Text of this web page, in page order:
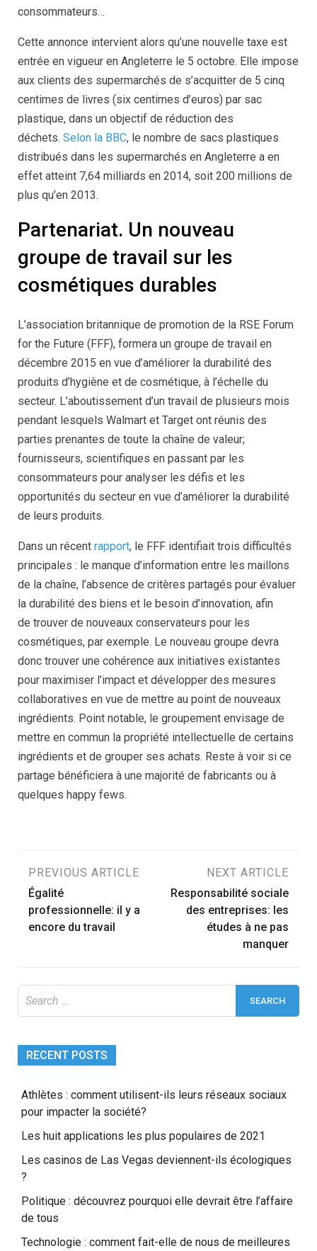
consommateurs…
Cette annonce intervient alors qu’une nouvelle taxe est
entrée en vigueur en Angleterre le 5 octobre. Elle impose
aux clients des supermarchés de s’acquitter de 5 cinq
centimes de livres (six centimes d’euros) par sac
plastique, dans un objectif de réduction des
déchets. Selon la BBC, le nombre de sacs plastiques
distribués dans les supermarchés en Angleterre a en
effet atteint 7,64 milliards en 2014, soit 200 millions de
plus qu’en 2013.
Partenariat. Un nouveau
groupe de travail sur les
cosmétiques durables
L’association britannique de promotion de la RSE Forum
for the Future (FFF), formera un groupe de travail en
décembre 2015 en vue d’améliorer la durabilité des
produits d’hygiène et de cosmétique, à l’échelle du
secteur. L’aboutissement d’un travail de plusieurs mois
pendant lesquels Walmart et Target ont réunis des
parties prenantes de toute la chaîne de valeur;
fournisseurs, scientifiques en passant par les
consommateurs pour analyser les défis et les
opportunités du secteur en vue d’améliorer la durabilité
de leurs produits.
Dans un récent rapport, le FFF identifiait trois difficultés
principales : le manque d’information entre les maillons
de la chaîne, l’absence de critères partagés pour évaluer
la durabilité des biens et le besoin d’innovation, afin
de trouver de nouveaux conservateurs pour les
cosmétiques, par exemple. Le nouveau groupe devra
donc trouver une cohérence aux initiatives existantes
pour maximiser l’impact et développer des mesures
collaboratives en vue de mettre au point de nouveaux
ingrédients. Point notable, le groupement envisage de
mettre en commun la propriété intellectuelle de certains
ingrédients et de grouper ses achats. Reste à voir si ce
partage bénéficiera à une majorité de fabricants ou à
quelques happy fews.
Post
navigation
PREVIOUS ARTICLE
Égalité
professionnelle: il y a
encore du travail
NEXT ARTICLE
Responsabilité sociale
des entreprises: les
études à ne pas
manquer
for:
RECENT POSTS
Athlètes : comment utilisent-ils leurs réseaux sociaux
pour impacter la société?
Les huit applications les plus populaires de 2021
Les casinos de Las Vegas deviennent-ils écologiques
?
Politique : découvrez pourquoi elle devrait être l’affaire
de tous
Technologie : comment fait-elle de nous de meilleures